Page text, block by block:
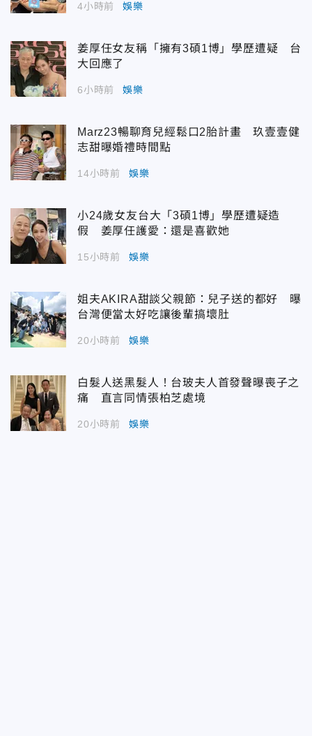
4小時前 娛樂
姜厚任女友稱「擁有3碩1博」學歷遭疑 台
大回應了
6小時前 娛樂
Marz23暢聊育兒經鬆口2胎計畫 玖壹壹健
志甜曝婚禮時間點
14小時前 娛樂
小24歲女友台大「3碩1博」學歷遭疑造
假 姜厚任護愛：還是喜歡她
15小時前 娛樂
姐夫AKIRA甜談父親節：兒子送的都好 曝
台灣便當太好吃讓後輩搞壞肚
20小時前 娛樂
白髮人送黑髮人！台玻夫人首發聲曝喪子之
痛 直言同情張柏芝處境
20小時前 娛樂